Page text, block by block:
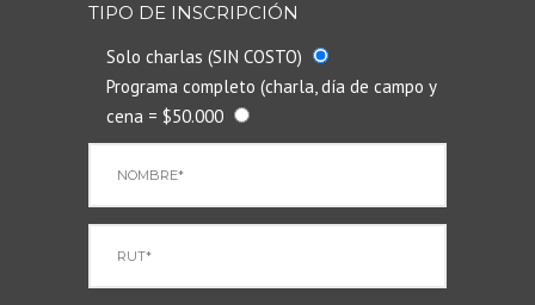
TIPO DE INSCRIPCIÓN
Solo charlas (SIN COSTO)
Programa completo (charla, día de campo y
cena = $50.000